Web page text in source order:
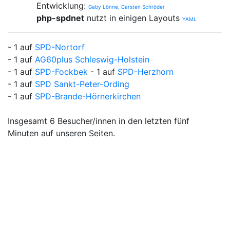
Entwicklung: Gaby Lönne, Carsten Schröder
php-spdnet nutzt in einigen Layouts YAML
- 1 auf SPD-Nortorf
- 1 auf AG60plus Schleswig-Holstein
- 1 auf SPD-Fockbek - 1 auf SPD-Herzhorn
- 1 auf SPD Sankt-Peter-Ording
- 1 auf SPD-Brande-Hörnerkirchen
Insgesamt 6 Besucher/innen in den letzten fünf
Minuten auf unseren Seiten.